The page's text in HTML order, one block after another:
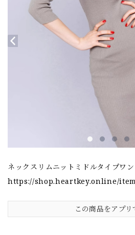
ネックスリムニットミドルタイプワ
https://shop.heartkey.online/
この商品をアプリ